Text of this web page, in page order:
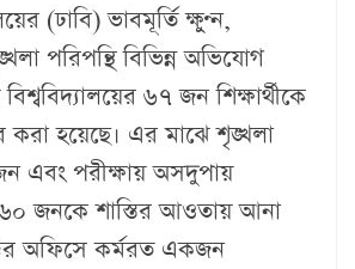
(ঢাবি) ভাবমূর্তি ক্ষুণ্ন,
পরিপন্থি বিভিন্ন অভিযোগ
৬৭ জন শিক্ষার্থীকে
করা হয়েছে। এর মাঝে শৃঙ্খলা
এবং পরীক্ষায় অসদুপায়
৬০ জনকে শাস্তির আওতায় আনা
অফিসে কর্মরত একজন